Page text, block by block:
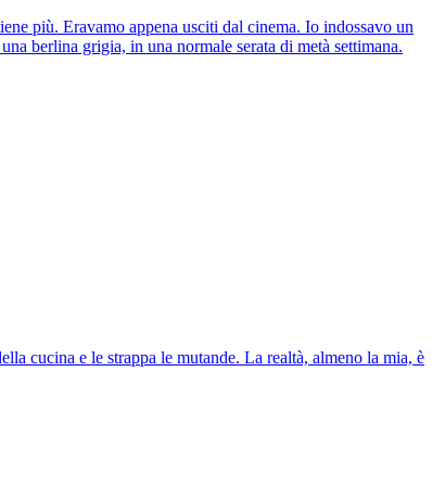
più. Eravamo appena usciti dal cinema. Io indossavo un
berlina grigia, in una normale serata di metà settimana.
cucina e le strappa le mutande. La realtà, almeno la mia, è